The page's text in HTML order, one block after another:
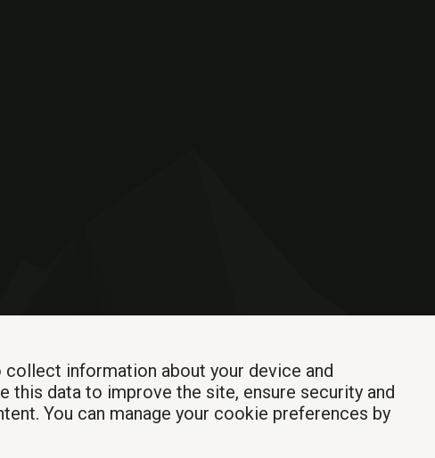
Iniciar sesión
information about your device and
this data to improve the site, ensure security and
You can manage your cookie preferences by